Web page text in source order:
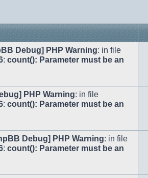
Debug] PHP Warning: in file
: count(): Parameter must be an
PHP Warning: in file
: count(): Parameter must be an
Debug] PHP Warning: in file
: count(): Parameter must be an